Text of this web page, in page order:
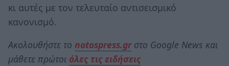
κι αυτές με τον τελευταίο αντισεισμικό
κανονισμό.
Ακολουθήστε το notospress.grστο Google News και
μάθετε πρώτοι όλες τις ειδήσεις